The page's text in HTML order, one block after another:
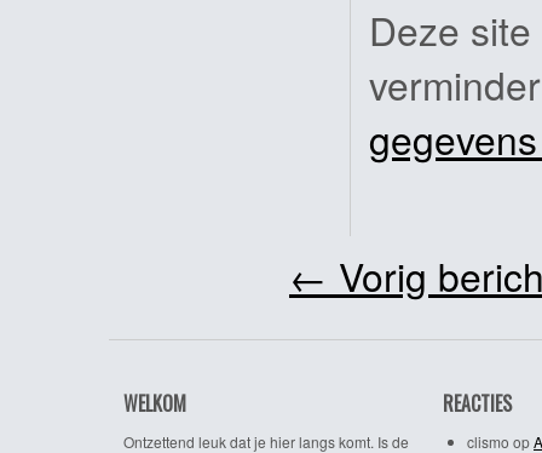
Deze
← Vorig
WELKOM
Ontzettend leuk dat je hier langs komt. Is de
REACTIES
clismo op